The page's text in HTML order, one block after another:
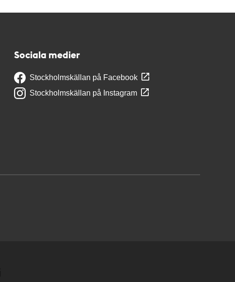
Sociala medier
Stockholmskällan på Facebook
Stockholmskällan på Instagram